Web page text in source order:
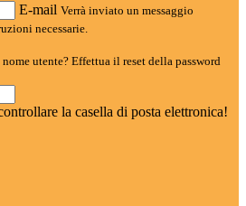
E-mail Verrà inviato un messaggio
necessarie.
utente? Effettua il reset della password
la casella di posta elettronica!